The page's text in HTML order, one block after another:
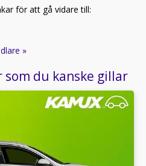
för att gå vidare till:
»
som du kanske gillar